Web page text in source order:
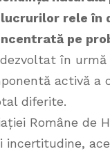
rele în
pe
în
activă a
diferite.
Române de
incertitudine,